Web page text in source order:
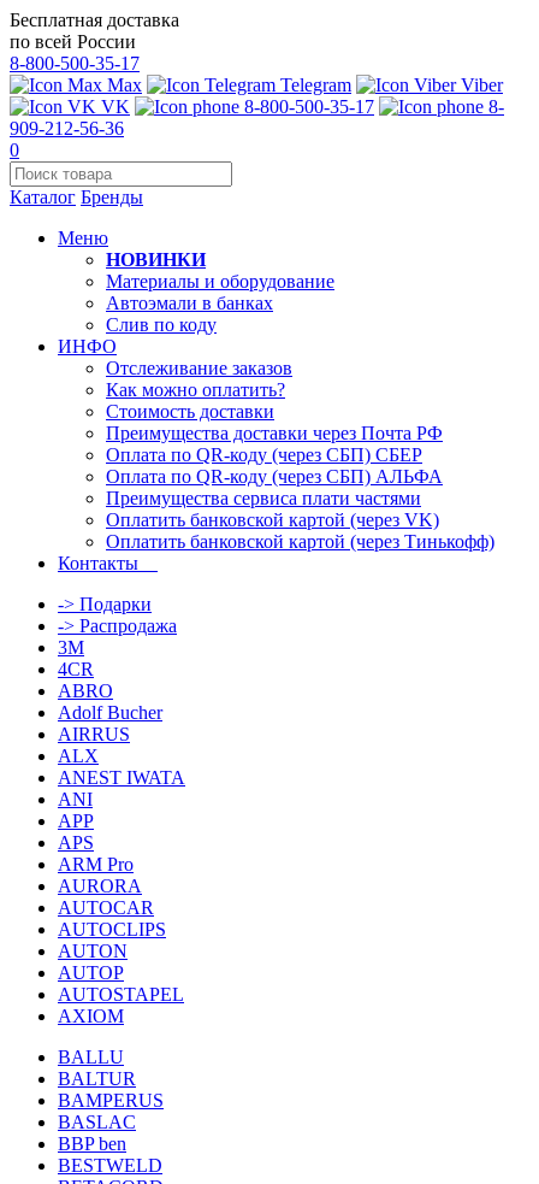
Бесплатная доставка
по всей России
8-800-500-35-17
Max
Telegram
Viber
VK
8-800-500-35-17
8-
909-212-56-36
0
Каталог Бренды
Меню
НОВИНКИ
Материалы и оборудование
Автоэмали в банках
Слив по коду
ИНФО
Отслеживание заказов
Как можно оплатить?
Стоимость доставки
Преимущества доставки через Почта РФ
Оплата по QR-коду (через СБП) СБЕР
Оплата по QR-коду (через СБП) АЛЬФА
Преимущества сервиса плати частями
Оплатить банковской картой (через VK)
Оплатить банковской картой (через Тинькофф)
Контакты
-> Подарки
-> Распродажа
3M
4CR
ABRO
Adolf Bucher
AIRRUS
ALX
ANEST IWATA
ANI
APP
APS
ARM Pro
AURORA
AUTOCAR
AUTOCLIPS
AUTON
AUTOP
AUTOSTAPEL
AXIOM
BALLU
BALTUR
BAMPERUS
BASLAC
BBP ben
BESTWELD